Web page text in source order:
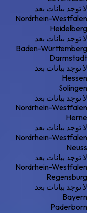
لا توجد بيانات بعد
Nordrhein-Westfalen
Heidelberg
لا توجد بيانات بعد
Baden-Württemberg
Darmstadt
لا توجد بيانات بعد
Hessen
Solingen
لا توجد بيانات بعد
Nordrhein-Westfalen
Herne
لا توجد بيانات بعد
Nordrhein-Westfalen
Neuss
لا توجد بيانات بعد
Nordrhein-Westfalen
Regensburg
لا توجد بيانات بعد
Bayern
Paderborn